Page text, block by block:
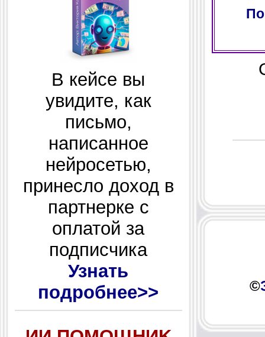
В кейсе вы
увидите, как
письмо,
написанное
нейросетью,
принесло доход в
партнерке с
оплатой за
подписчика
Узнать
подробнее>>
©